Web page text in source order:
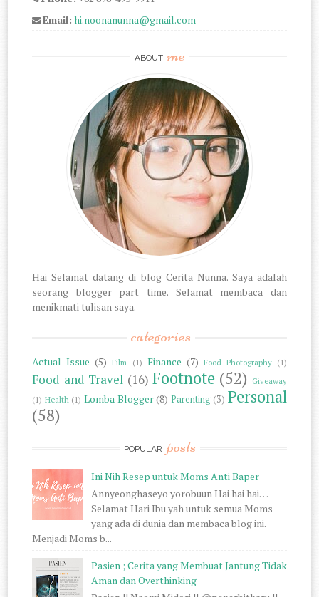
Email: hi.noonanunna@gmail.com
ABOUT me
Hai Selamat datang di blog Cerita Nunna. Saya adalah
seorang blogger part time. Selamat membaca dan
menikmati tulisan saya.
categories
Actual Issue (5) Film (1) Finance (7) Food Photography (1)
Food and Travel (16) Footnote (52) Giveaway
(1) Health (1) Lomba Blogger(8) Parenting (3) Personal
(58)
POPULAR posts
Ini Nih Resep untuk Moms Anti Baper
Annyeonghaseyo yorobuun Hai hai hai…
Selamat Hari Ibu yah untuk semua Moms
yang ada di dunia dan membaca blog ini.
Menjadi Moms b...
Pasien ; Cerita yang Membuat Jantung Tidak
Aman dan Overthinking